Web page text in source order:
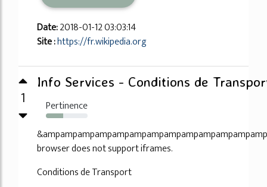
Date:2018-01-12 03:03:14
Site :https://fr.wikipedia.org
1
Info Services - Conditions de
Pertinence
41%
browser does not support iframes.
Conditions de Transport